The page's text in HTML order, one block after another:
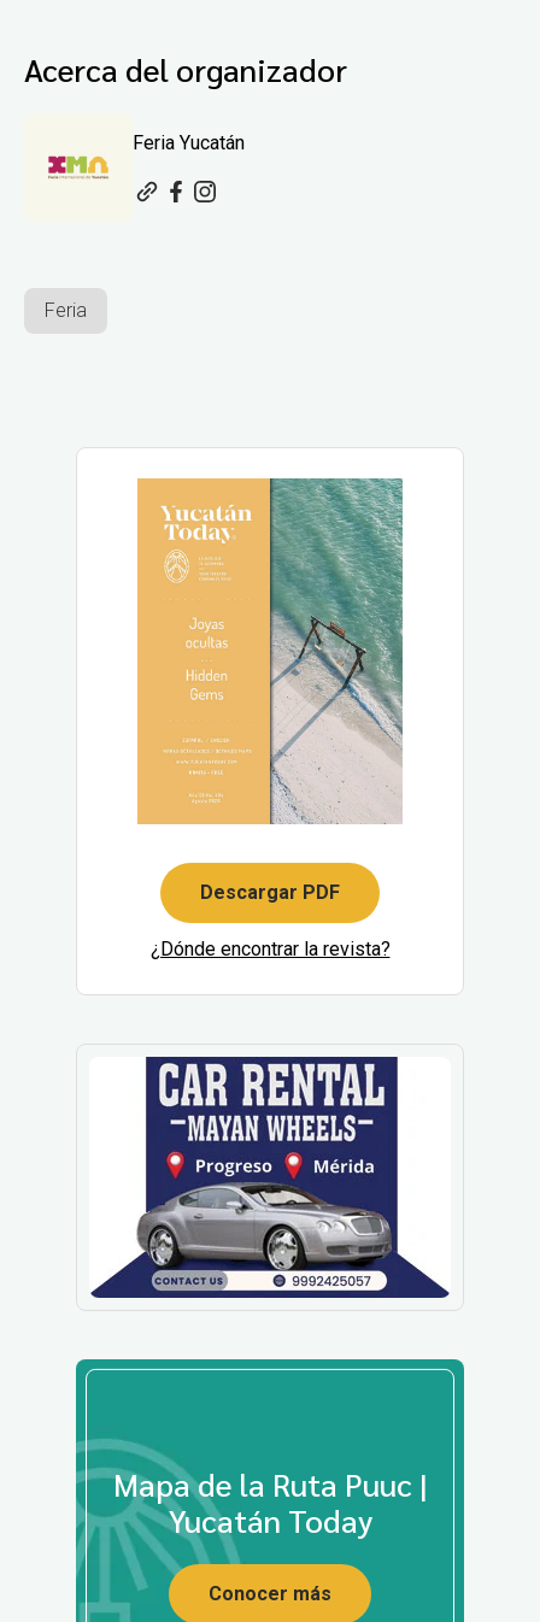
Acerca del organizador
Feria Yucatán
Feria
Descargar PDF
¿Dónde encontrar la revista?
Mapa de la Ruta Puuc |
Yucatán Today
Conocer más